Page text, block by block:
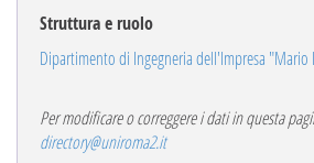
Struttura e ruolo
Dipartimento di Ingegneria dell'Impresa
Per modificare o correggere i dati in questa
directory@uniroma2.it